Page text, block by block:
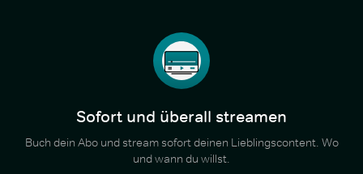
Sofort und überall streamen
Buch dein Abo und stream sofort deinen Lieblingscontent. Wo
und wann du willst.